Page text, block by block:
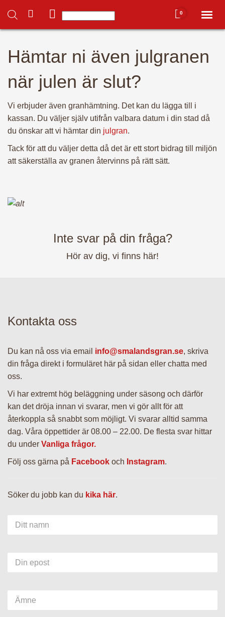
0
Toggle
Hem
Mitt konto
Hela butiken ➜
– Alla julgranar 🌲
– Julgransfötter
– Julpynt
– BRF-Paket
– Utomhuspaket
– Julgran till dina
anställda
Leverans
Granskötsel &
Julgranstips
Hämtar ni även julgranen
när julen är slut?
Vi erbjuder även granhämtning. Det kan du lägga till i
kassan. Du väljer själv utifrån valbara datum i din stad då
du önskar att vi hämtar din julgran.
Tack för att du väljer detta då det är ett stort bidrag till miljön
att säkerställa av granen återvinns på rätt sätt.
Inte svar på din fråga?
Hör av dig, vi finns här!
Kontakta oss
Du kan nå oss via email info@smalandsgran.se, skriva
din fråga direkt i formuläret här på sidan eller chatta med
oss.
Vi har extremt hög beläggning under säsong och därför
kan det dröja innan vi svarar, men vi gör allt för att
återkoppla så snabbt som möjligt. Vi svarar alltid samma
dag. Våra öppettider är 08.00 – 22.00. De flesta svar hittar
du under Vanliga frågor.
Följ oss gärna på Facebook och Instagram.
Söker du jobb kan du kika här.
Ditt namn
Din epost
Ämne